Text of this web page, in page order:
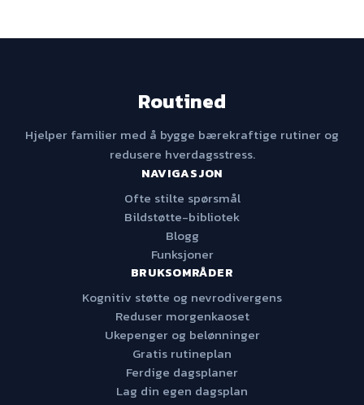
Routined
Hjelper familier med å bygge bærekraftige rutiner og
redusere hverdagsstress.
NAVIGASJON
Ofte stilte spørsmål
Bildstøtte-bibliotek
Blogg
Funksjoner
BRUKSOMRÅDER
Kognitiv støtte og nevrodivergens
Reduser morgenkaoset
Ukepenger og belønninger
Gratis rutineplan
Ferdige dagsplaner
Lag din egen dagsplan